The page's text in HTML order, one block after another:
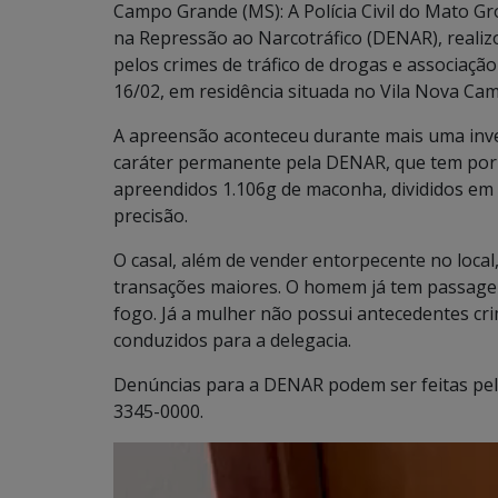
Campo Grande (MS): A Polícia Civil do Mato
na Repressão ao Narcotráfico (DENAR),
pelos crimes de tráfico de drogas e
16/02, em residência situada no Vila Nova
A apreensão aconteceu durante mais uma
caráter permanente pela DENAR, que tem
apreendidos 1.106g de maconha, divididos
precisão.
O casal, além de vender entorpecente no
transações maiores. O homem já tem
fogo. Já a mulher não possui antecedentes
conduzidos para a delegacia.
Denúncias para a DENAR podem ser feitas
3345-0000.